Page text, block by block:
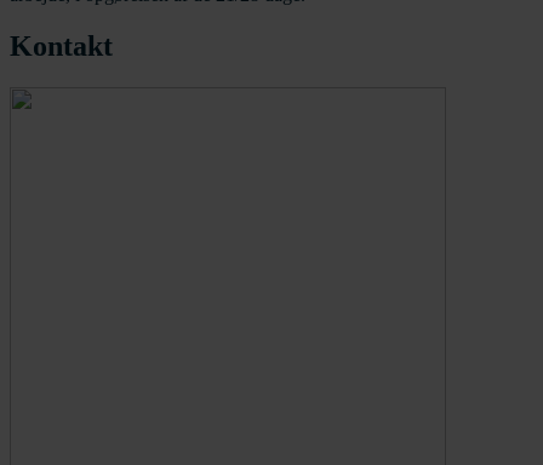
Kontakt